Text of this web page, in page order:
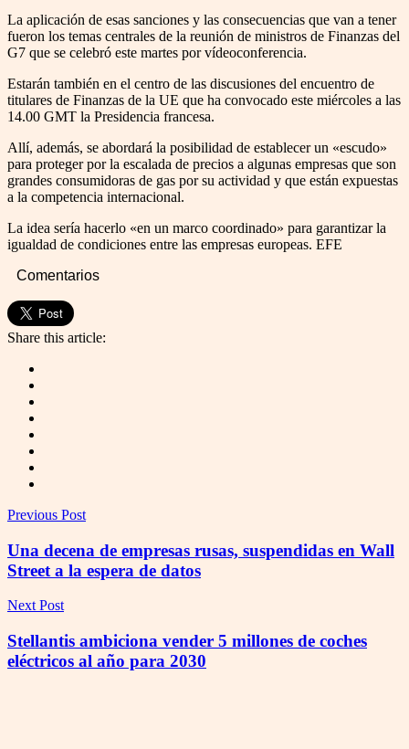
La aplicación de esas sanciones y las consecuencias que van a tener
fueron los temas centrales de la reunión de ministros de Finanzas del
G7 que se celebró este martes por vídeoconferencia.
Estarán también en el centro de las discusiones del encuentro de
titulares de Finanzas de la UE que ha convocado este miércoles a las
14.00 GMT la Presidencia francesa.
Allí, además, se abordará la posibilidad de establecer un «escudo»
para proteger por la escalada de precios a algunas empresas que son
grandes consumidoras de gas por su actividad y que están expuestas
a la competencia internacional.
La idea sería hacerlo «en un marco coordinado» para garantizar la
igualdad de condiciones entre las empresas europeas. EFE
Comentarios
Share this article:
Previous Post
Una decena de empresas rusas, suspendidas en Wall
Street a la espera de datos
Next Post
Stellantis ambiciona vender 5 millones de coches
eléctricos al año para 2030